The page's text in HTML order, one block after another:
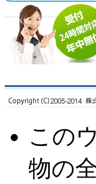
この
物の